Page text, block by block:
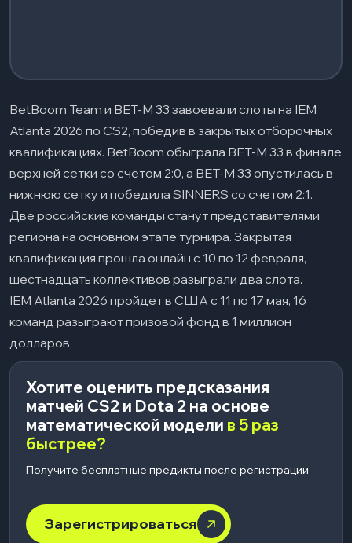
BetBoom Team и BET-M 33 завоевали слоты на IEM
Atlanta 2026 по CS2, победив в закрытых отборочных
квалификациях. BetBoom обыграла BET-M 33 в финале
верхней сетки со счетом 2:0, а BET-M 33 опустилась в
нижнюю сетку и победила SINNERS со счетом 2:1.​
Две российские команды станут представителями
региона на основном этапе турнира. Закрытая
квалификация прошла онлайн с 10 по 12 февраля,
шестнадцать коллективов разыграли два слота.​
IEM Atlanta 2026 пройдет в США с 11 по 17 мая, 16
команд разыграют призовой фонд в 1 миллион
долларов.
Хотите оценить предсказания
матчей CS2 и Dota 2 на основе
математической модели в 5 раз
быстрее?
Получите бесплатные предикты после регистрации
Зарегистрироваться